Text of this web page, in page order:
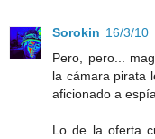
Sorokin 16/3/10
Pero, pero...
la cámara pirata
aficionado a
Lo de la oferta